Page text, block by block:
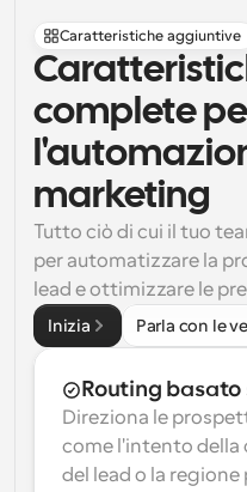
Caratteristiche aggiuntive
complete
marketing
Tutto ciò di cui il tuo
per automatizzare la
lead e ottimizzare le
Inizia Parla con le
Routing
Direziona le
come l'intento della
del lead o la